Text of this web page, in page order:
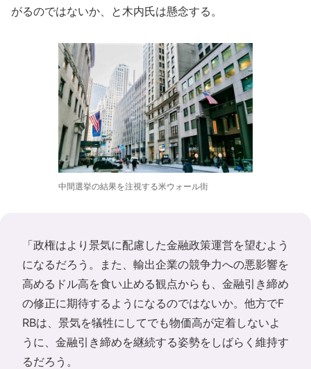
がるのではないか、と木内氏は懸念する。
中間選挙の結果を注視する米ウォール街
「政権はより景気に配慮した金融政策運営を望むよう
になるだろう。また、輸出企業の競争力への悪影響を
高めるドル高を食い止める観点からも、金融引き締め
の修正に期待するようになるのではないか。他方でF
RBは、景気を犠牲にしてでも物価高が定着しないよ
うに、金融引き締めを継続する姿勢をしばらく維持す
るだろう。